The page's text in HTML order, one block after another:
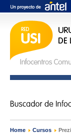
Home › Cursos ›